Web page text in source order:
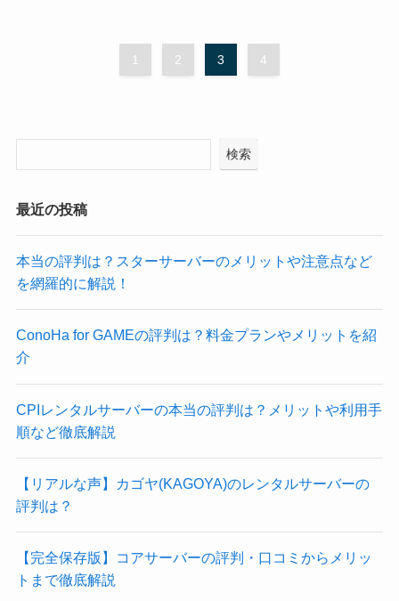
1 2 3 4
検索
最近の投稿
本当の評判は？スターサーバーのメリットや注意点など
を網羅的に解説！
ConoHa for GAMEの評判は？料金プランやメリットを紹
介
CPIレンタルサーバーの本当の評判は？メリットや利用手
順など徹底解説
【リアルな声】カゴヤ(KAGOYA)のレンタルサーバーの
評判は？
【完全保存版】コアサーバーの評判・口コミからメリッ
トまで徹底解説